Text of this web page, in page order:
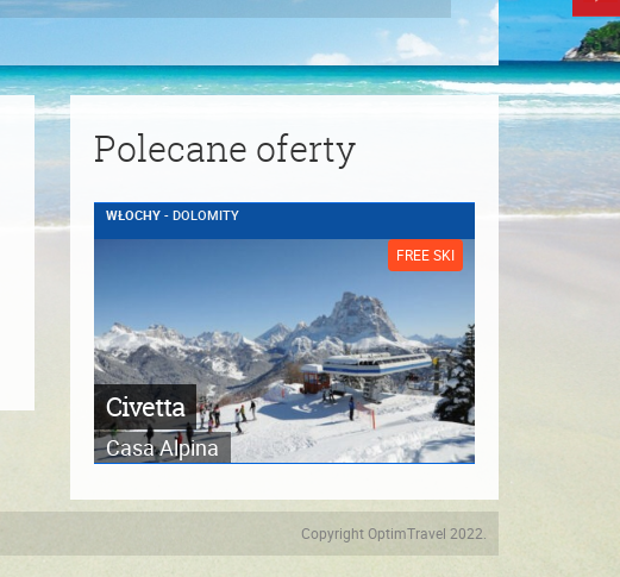
Polecane oferty
WŁOCHY - DOLOMITY
FREE SKI
Civetta
Casa Alpina
Copyright OptimTravel 2022.